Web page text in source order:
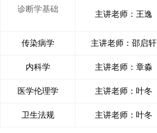
诊断学基础
主讲老师：王逸
传染病学 主讲老师：邵启轩
内科学 主讲老师：章淼
医学伦理学 主讲老师：叶冬
卫生法规 主讲老师：叶冬